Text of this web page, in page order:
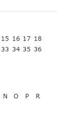
15 16 17 18
33 34 35 36
N O P
R